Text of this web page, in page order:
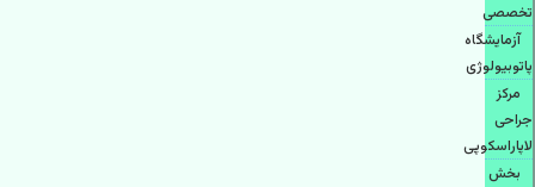
تخصصی
آزمایشگاه
پاتوبیولوژی
مرکز
جراحی
لاپاراسکوپی
بخش